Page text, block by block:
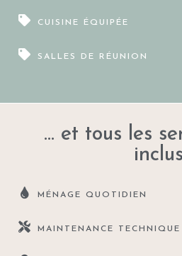
CUISINE ÉQUIPÉE
SALLES DE RÉUNION
... et tous les
inclus
MÉNAGE QUOTIDIEN
MAINTENANCE TECHNIQUE